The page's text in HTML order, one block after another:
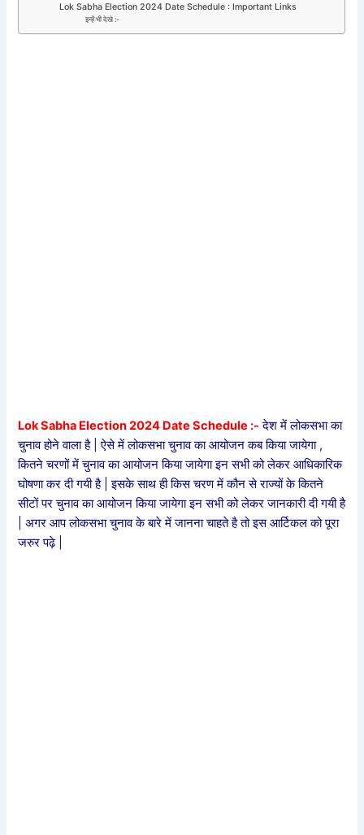
Lok Sabha Election 2024 Date Schedule : Important Links
इन्हें भी देखे :-
Lok Sabha Election 2024 Date Schedule :- देश में लोकसभा का
चुनाव होने वाला है | ऐसे में लोकसभा चुनाव का आयोजन कब किया जायेगा ,
कितने चरणों में चुनाव का आयोजन किया जायेगा इन सभी को लेकर आधिकारिक
घोषणा कर दी गयी है | इसके साथ ही किस चरण में कौन से राज्यों के कितने
सीटों पर चुनाव का आयोजन किया जायेगा इन सभी को लेकर जानकारी दी गयी है
| अगर आप लोकसभा चुनाव के बारे में जानना चाहते है तो इस आर्टिकल को पूरा
जरुर पढ़े |